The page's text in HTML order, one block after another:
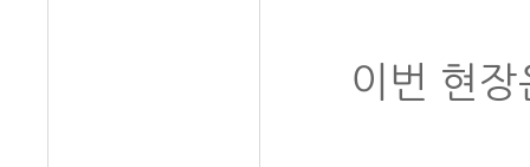
이번 현